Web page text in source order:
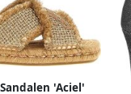
'Aciel'